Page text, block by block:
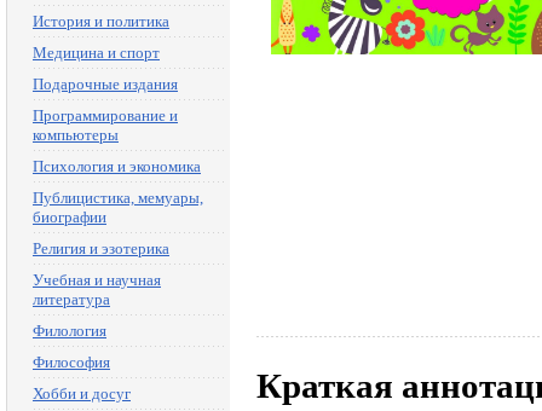
История и политика
Медицина и спорт
Подарочные издания
Программирование и
компьютеры
Психология и экономика
Публицистика, мемуары,
биографии
Религия и эзотерика
Учебная и научная
литература
Филология
Философия
Хобби и досуг
Краткая